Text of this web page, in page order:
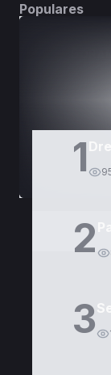
Populares
1
2
3